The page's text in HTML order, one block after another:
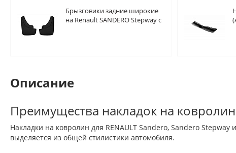
Брызговики задние широкие
на Renault SANDERO Stepway c
Описание
Преимущества накладок на
Накладки на ковролин для RENAULT Sandero, Sandero
выделяется из общей стилистики автомобиля.